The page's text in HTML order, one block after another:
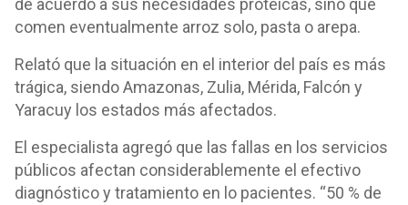
de acuerdo a sus necesidades proteicas, sino que
comen eventualmente arroz solo, pasta o arepa.
Relató que la situación en el interior del país es más
trágica, siendo Amazonas, Zulia, Mérida, Falcón y
Yaracuy los estados más afectados.
El especialista agregó que las fallas en los servicios
públicos afectan considerablemente el efectivo
diagnóstico y tratamiento en lo pacientes. “50 % de